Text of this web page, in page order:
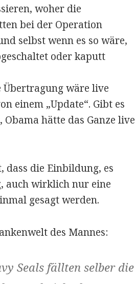
woher die
bei der Operation
selbst wenn es so wäre,
oder kaputt
Übertragung wäre live
einem „Update“. Gibt es
hätte das Ganze live
dass die Einbildung, es
auch wirklich nur eine
gesagt werden.
des Mannes:
Seals fällten selber die